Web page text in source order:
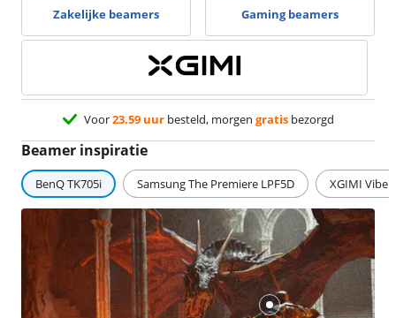
Zakelijke beamers Gaming beamers
Voor23.59 uurbesteld, morgen gratisbezorgd
Beamer inspiratie
BenQ TK705i Samsung The Premiere LPF5D XGIMI Vibe